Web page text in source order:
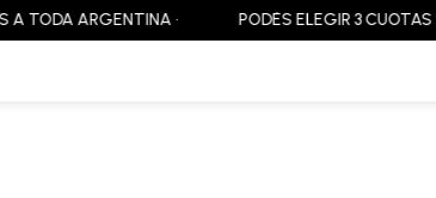
ARGENTINA • PODÉS ELEGIR 3 CUOTAS SIN